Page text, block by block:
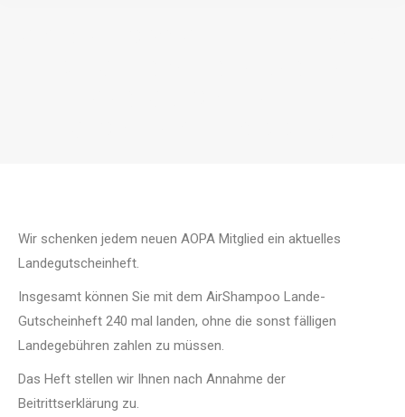
Wir schenken jedem neuen AOPA Mitglied ein aktuelles
Landegutscheinheft.
Insgesamt können Sie mit dem AirShampoo Lande-
Gutscheinheft 240 mal landen, ohne die sonst fälligen
Landegebühren zahlen zu müssen.
Das Heft stellen wir Ihnen nach Annahme der
Beitrittserklärung zu.